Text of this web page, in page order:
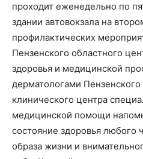
проходит еженедельно по
здании автовокзала на
профилактических
Пензенского областного
здоровья и медицинской
дерматологами Пензенского
клинического центра
медицинской помощи
состояние здоровья любого
образа жизни и